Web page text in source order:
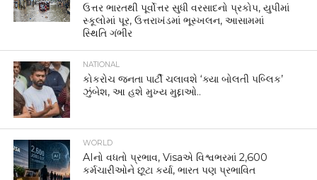
ઉત્તર ભારતથી પૂર્વોત્તર સુધી વરસાદનો પ્રકોપ, યુપીમાં
સ્કૂલોમાં પૂર, ઉત્તરાખંડમાં ભૂસ્ખલન, આસામમાં
સ્થિતિ ગંભીર
NATIONAL
કોકરોચ જનતા પાર્ટી ચલાવશે ‘ક્યા બોલતી પબ્લિક’
ઝુંબેશ, આ હશે મુખ્ય મુદ્દાઓ..
WORLD
AIનો વધતો પ્રભાવ, Visaએ વિશ્વભરમાં 2,600
કર્મચારીઓને છૂટા કર્યા, ભારત પણ પ્રભાવિત